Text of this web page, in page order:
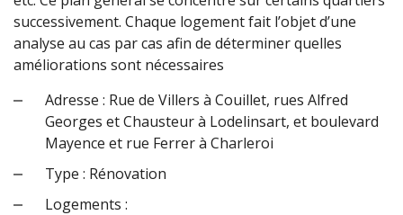
successivement. Chaque logement fait l’objet d’une
analyse au cas par cas afin de déterminer quelles
améliorations sont nécessaires
Adresse : Rue de Villers à Couillet, rues Alfred
Georges et Chausteur à Lodelinsart, et boulevard
Mayence et rue Ferrer à Charleroi
Type : Rénovation
Logements :